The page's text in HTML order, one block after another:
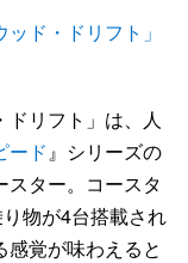
ド・ドリフト」
リフト」は、人
ード』シリーズの
ター。コースタ
物が4台搭載され
覚が味わえると